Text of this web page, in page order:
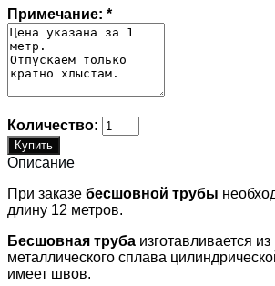
Примечание: *
Количество:
Описание
При заказе бесшовной трубы
длину 12 метров.
Бесшовная труба изготавливается из
металлического сплава
имеет швов.